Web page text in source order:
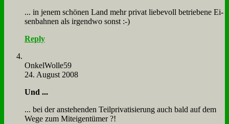
... in je­nem schö­nen Land mehr pri­vat lie­be­voll be­trie­be­ne Ei­
sen­bah­nen als ir­gend­wo sonst :-)
Reply
OnkelWolle59
24. August 2008
Und ...
... bei der an­ste­hen­den Teil­pri­va­ti­sie­rung auch bald auf dem
We­ge zum Mit­ei­gen­tü­mer ?!